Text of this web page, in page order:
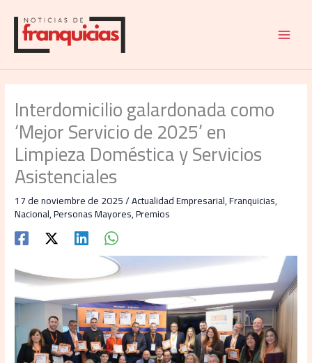
contenido
Interdomicilio galardonada como
‘Mejor Servicio de 2025’ en
Limpieza Doméstica y Servicios
Asistenciales
17 de noviembre de 2025/Actualidad Empresarial,Franquicias,
Nacional,Personas Mayores,Premios